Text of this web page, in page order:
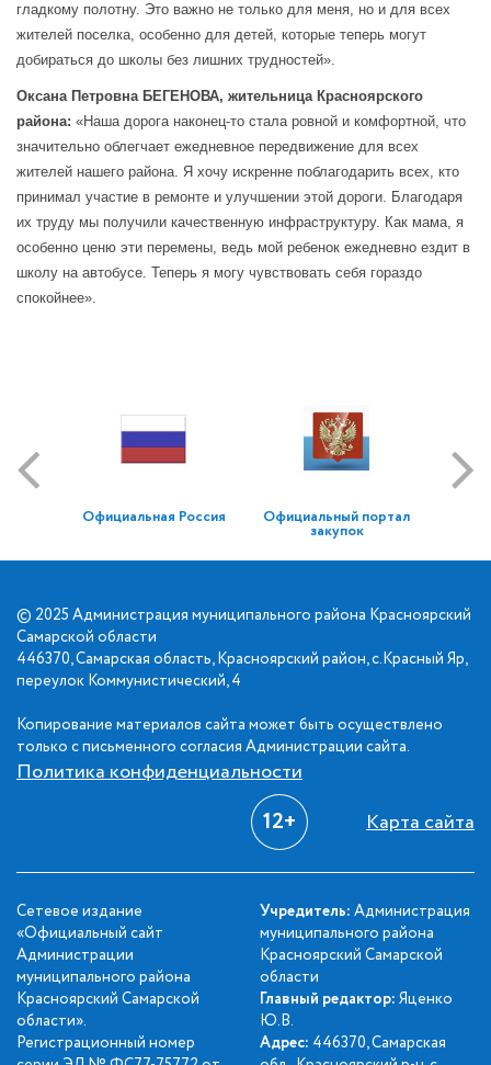
гладкому полотну. Это важно не только для меня, но и для всех
жителей поселка, особенно для детей, которые теперь могут
добираться до школы без лишних трудностей».
Оксана Петровна БЕГЕНОВА, жительница Красноярского
района: «Наша дорога наконец-то стала ровной и комфортной, что
значительно облегчает ежедневное передвижение для всех
жителей нашего района. Я хочу искренне поблагодарить всех, кто
принимал участие в ремонте и улучшении этой дороги. Благодаря
их труду мы получили качественную инфраструктуру. Как мама, я
особенно ценю эти перемены, ведь мой ребенок ежедневно ездит в
школу на автобусе. Теперь я могу чувствовать себя гораздо
спокойнее».
Официальная Россия Официальный портал
закупок
© 2025 Администрация муниципального района Красноярский
Самарской области
446370, Самарская область, Красноярский район, с.Красный Яр,
переулок Коммунистический, 4
Копирование материалов сайта может быть осуществлено
только с письменного согласия Администрации сайта.
Политика конфиденциальности
12+ Карта сайта
Сетевое издание
«Официальный сайт
Администрации
муниципального района
Красноярский Самарской
области».
Регистрационный номер
Учредитель: Администрация
муниципального района
Красноярский Самарской
области
Главный редактор: Яценко
Ю.В.
Адрес: 446370, Самарская